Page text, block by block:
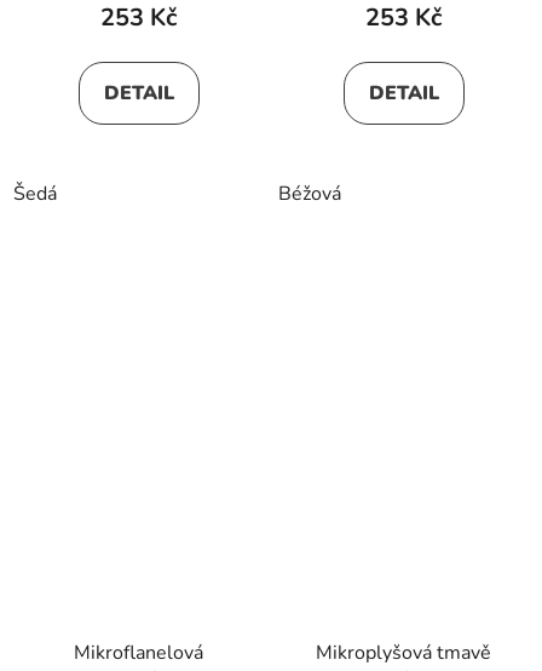
253 Kč
DETAIL
Šedá
253 Kč
DETAIL
Béžová
Mikroflanelová
Mikroplyšová tmavě